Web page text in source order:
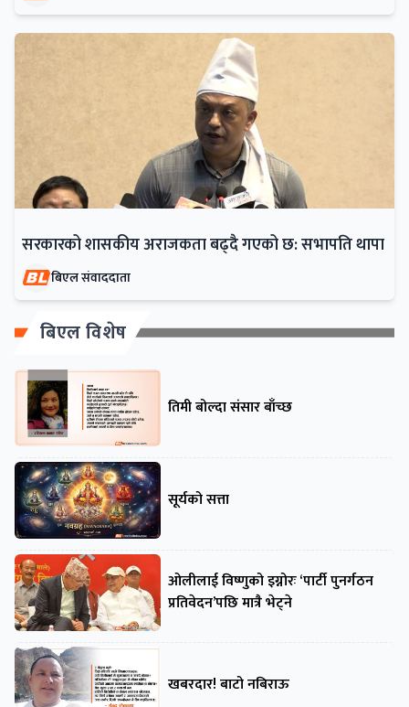
सरकारको शासकीय अराजकता बढ्दै गएको छ: सभापति थापा
बिएल संवाददाता
बिएल विशेष
तिमी बोल्दा संसार बाँच्छ
सूर्यको सत्ता
ओलीलाई विष्णुको इग्नोरः ‘पार्टी पुनर्गठन
प्रतिवेदन’पछि मात्रै भेट्ने
खबरदार! बाटो नबिराऊ